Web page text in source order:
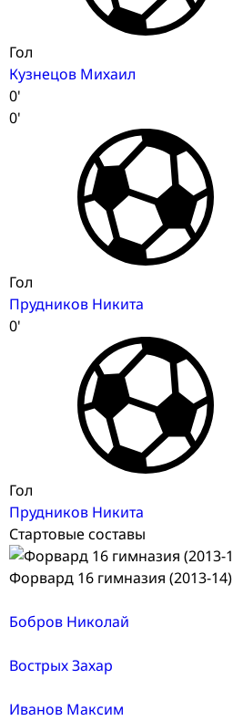
Гол
Кузнецов Михаил
0'
0'
Гол
Прудников Никита
0'
Гол
Прудников Никита
Стартовые составы
Форвард 16 гимназия (2013-14)
Бобров Николай
Вострых Захар
Иванов Максим